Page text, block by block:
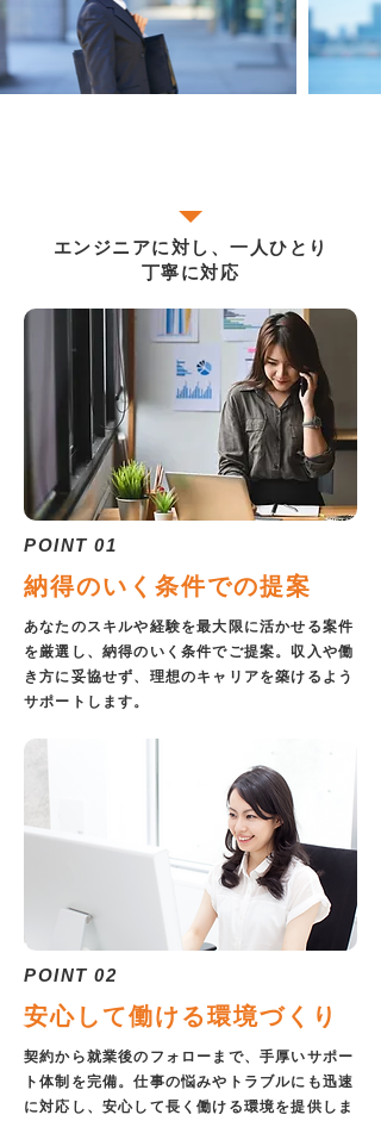
エンジニアに対し、一人ひとり
丁寧に対応
POINT 01
納得のいく条件での提案
あなたのスキルや経験を最大限に活かせる案件
を厳選し、納得のいく条件でご提案。収入や働
き方に妥協せず、理想のキャリアを築けるよう
サポートします。
POINT 02
安心して働ける環境づくり
契約から就業後のフォローまで、手厚いサポー
ト体制を完備。仕事の悩みやトラブルにも迅速
に対応し、安心して長く働ける環境を提供しま